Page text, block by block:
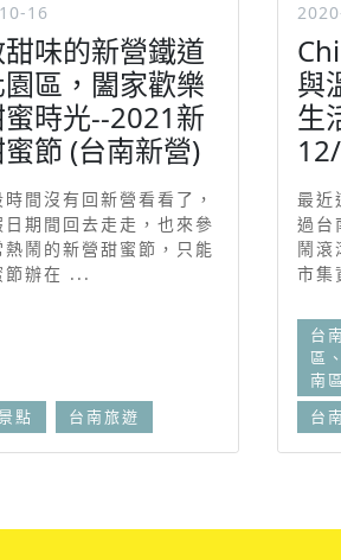
16
味的新營鐵道
區，闔家歡樂
蜜時光--2021新
節 (台南新營)
間沒有回新營看看了，
日期間回去走走，也來參
熱鬧的新營甜蜜節，只能
節辦在 ...
點 台南旅遊
與
生
最近
過台
鬧
市
台
區
南
台